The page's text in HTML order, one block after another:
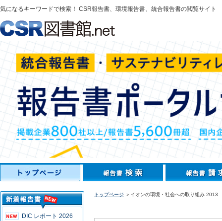
気になるキーワードで検索！ CSR報告書、環境報告書、統合報告書の閲覧サイト
DIC レポート 2026
トップページ ＞イオンの環境・社会への取り組み 2013